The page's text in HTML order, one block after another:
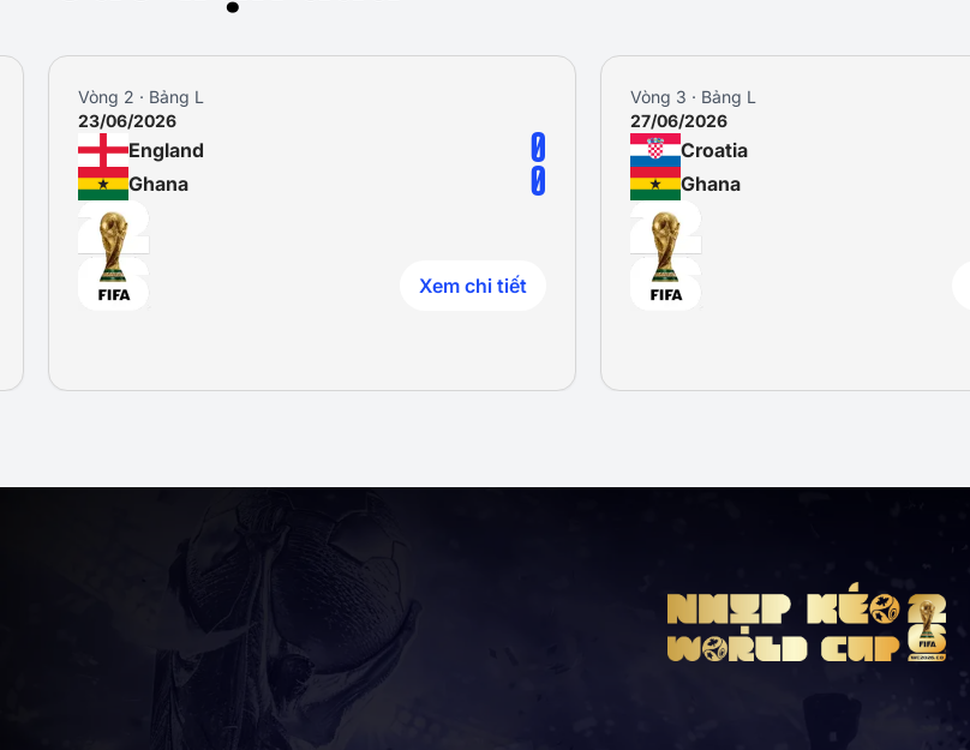
Vòng 2 · Bảng L
23/06/2026
England
Ghana
0
0
Xem chi tiết
Vòng 3 · Bảng L
27/06/2026
Croatia
Ghana